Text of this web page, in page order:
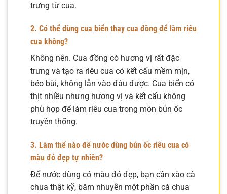
trưng từ cua.
2. Có thể dùng cua biển thay cua đồng để làm riêu
cua không?
Không nên. Cua đồng có hương vị rất đặc
trưng và tạo ra riêu cua có kết cấu mềm mịn,
béo bùi, không lẫn vào đâu được. Cua biển có
thịt nhiều nhưng hương vị và kết cấu không
phù hợp để làm riêu cua trong món bún ốc
truyền thống.
3. Làm thế nào để nước dùng bún ốc riêu cua có
màu đỏ đẹp tự nhiên?
Để nước dùng có màu đỏ đẹp, bạn cần xào cà
chua thật kỹ, băm nhuyễn một phần cà chua